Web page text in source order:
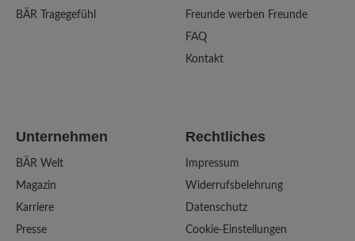
BÄR Tragegefühl
Freunde werben Freunde
FAQ
Kontakt
Unternehmen
BÄR Welt
Magazin
Karriere
Presse
Rechtliches
Impressum
Widerrufsbelehrung
Datenschutz
Cookie-Einstellungen